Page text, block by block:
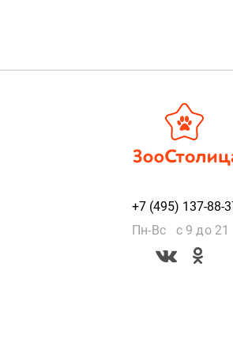
+7 (495) 137-88-
Пн-Вс с 9 до 21